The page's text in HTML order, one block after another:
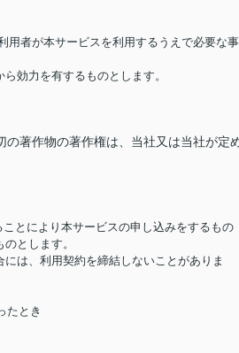
者が本サービスを利用するうえで必要な事
効力を有するものとします。
著作物の著作権は、当社又は当社が定
とにより本サービスの申し込みをするもの
とします。
は、利用契約を締結しないことがありま
たとき